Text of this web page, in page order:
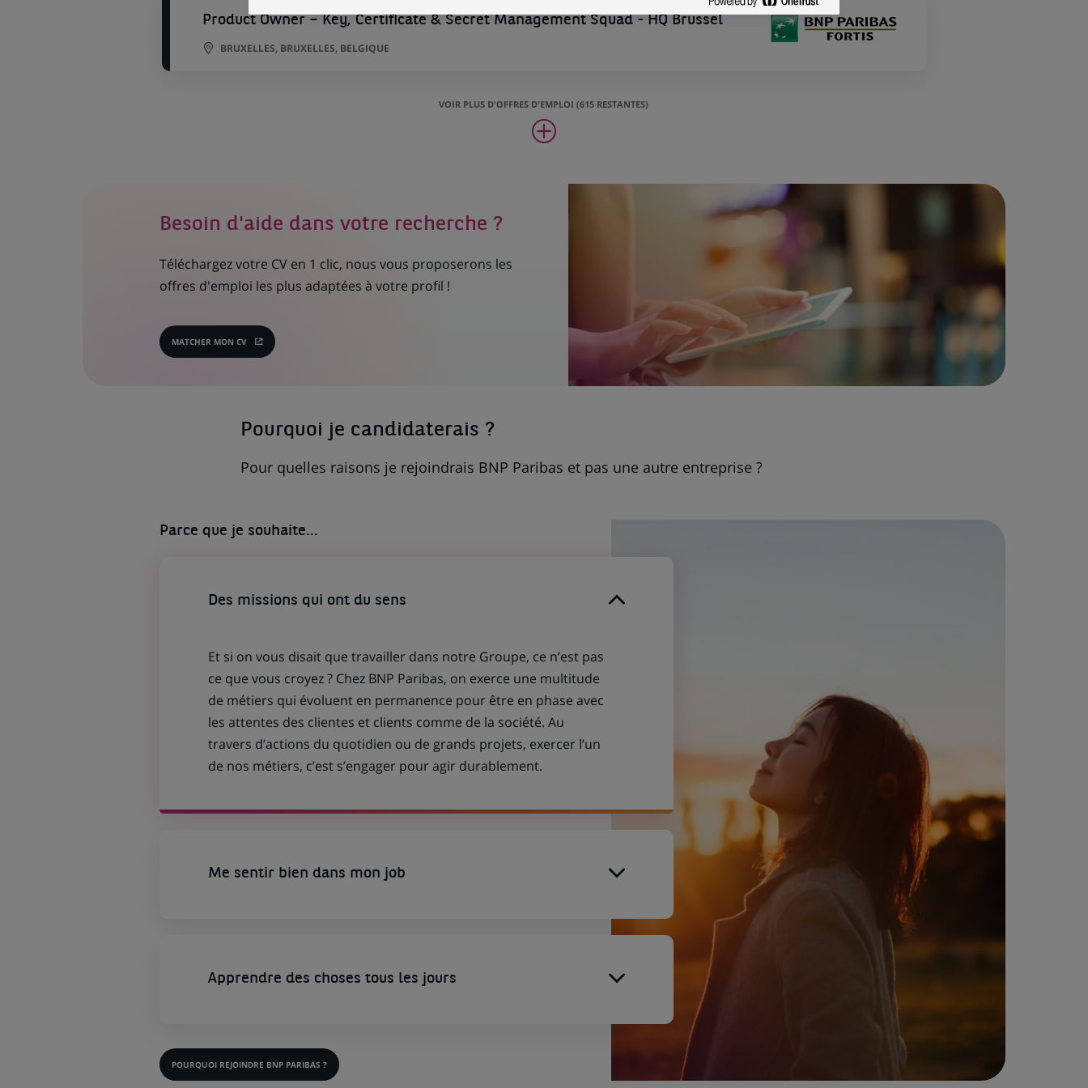
Product Owner – Key, Certificate & Secret Management Squad - HQ Brussel
BRUXELLES, BRUXELLES, BELGIQUE
VOIR PLUS D'OFFRES D'EMPLOI (615 RESTANTES)
Besoin d'aide dans votre recherche ?
Téléchargez votre CV en 1 clic, nous vous proposerons les
offres d'emploi les plus adaptées à votre profil !
MATCHER MON CV
(CE
Pourquoi je candidaterais ?
Pour quelles raisons je rejoindrais BNP Paribas et pas une autre entreprise ?
Parce que je souhaite...
Des missions qui ont du sens
Et si on vous disait que travailler dans notre Groupe, ce n’est pas
ce que vous croyez ? Chez BNP Paribas, on exerce une multitude
de métiers qui évoluent en permanence pour être en phase avec
les attentes des clientes et clients comme de la société. Au
travers d’actions du quotidien ou de grands projets, exercer l’un
de nos métiers, c’est s’engager pour agir durablement.
Me sentir bien dans mon job
Apprendre des choses tous les jours
POURQUOI REJOINDRE BNP PARIBAS ?